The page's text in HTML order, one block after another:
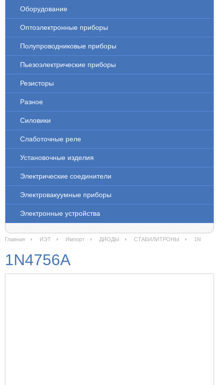
Оборудование
Оптоэлектронные приборы
Полупроводниковые приборы
Пьезоэлектрические приборы
Резисторы
Разное
Силовики
Слаботочные реле
Установочные изделия
Электрические соединители
Электровакуумные приборы
Электронные устройства
Главная ИЭТ Импорт ДИОДЫ СТАБИЛИТРОНЫ 1N
1N4756A